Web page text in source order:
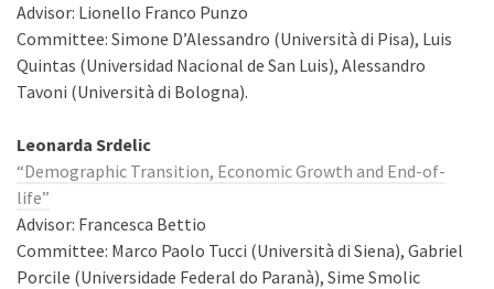
Advisor: Lionello Franco Punzo
Committee: Simone D’Alessandro (Università di Pisa), Luis
Quintas (Universidad Nacional de San Luis), Alessandro
Tavoni (Università di Bologna).
Leonarda Srdelic
“Demographic Transition, Economic Growth and End-of-
life”
Advisor: Francesca Bettio
Committee: Marco Paolo Tucci (Università di Siena), Gabriel
Porcile (Universidade Federal do Paranà), Sime Smolic